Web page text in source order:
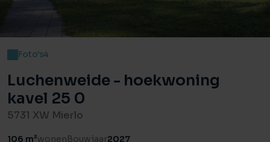
Foto's4
Luchenweide - hoekwoning
kavel 25 0
5731 XW Mierlo
106 m²wonenBouwjaar2027